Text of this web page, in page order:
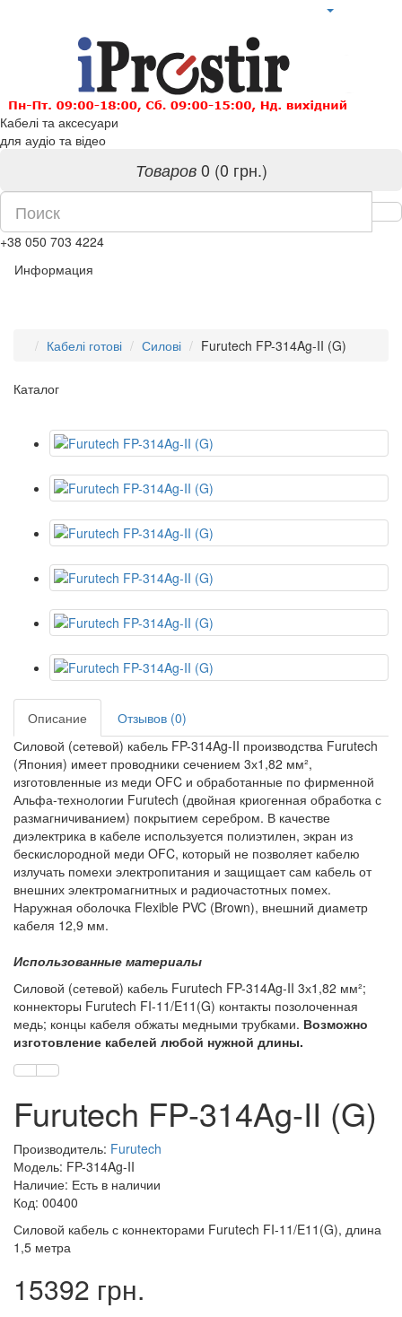
Кабелі та аксесуари
для аудіо та відео
Товаров0 (0 грн.)
+38 050 703 4224
Информация
Кабелі готові Силові Furutech FP-314Ag-II (G)
Каталог
Описание
Отзывов (0)
Силовой (сетевой) кабель FP-314Ag-II производства Furutech
(Япония) имеет проводники сечением 3х1,82 мм²,
изготовленные из меди OFC и обработанные по фирменной
Альфа-технологии Furutech (двойная криогенная обработка с
размагничиванием) покрытием серебром. В качестве
диэлектрика в кабеле используется полиэтилен, экран из
бескислородной меди OFC, который не позволяет кабелю
излучать помехи электропитания и защищает сам кабель от
внешних электромагнитных и радиочастотных помех.
Наружная оболочка Flexible PVC (Brown), внешний диаметр
кабеля 12,9 мм.
Использованные материалы
Силовой (сетевой) кабель Furutech FP-314Ag-II 3х1,82 мм²;
коннекторы Furutech FI-11/E11(G) контакты позолоченная
медь; концы кабеля обжаты медными трубками. Возможно
изготовление кабелей любой нужной длины.
Furutech FP-314Ag-II (G)
Производитель: Furutech
Модель: FP-314Ag-II
Наличие: Есть в наличии
Код: 00400
Силовой кабель с коннекторами Furutech FI-11/E11(G), длина
1,5 метра
15392 грн.